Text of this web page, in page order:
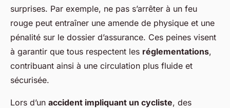
surprises. Par exemple, ne pas s’arrêter à un feu
rouge peut entraîner une amende de physique et une
pénalité sur le dossier d’assurance. Ces peines visent
à garantir que tous respectent les réglementations,
contribuant ainsi à une circulation plus fluide et
sécurisée.
Lors d’un accident impliquant un cycliste, des